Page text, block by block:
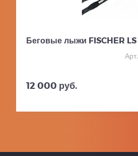
Беговые лыжи FISCHER LS
12 000 руб.